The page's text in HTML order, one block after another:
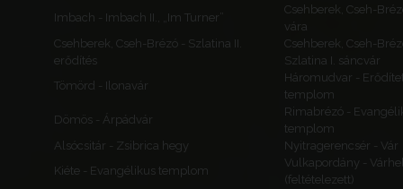
Imbach - Imbach II., „Im Turner”
Csehberek, Cseh-
vára
Csehberek, Cseh-Brézó - Szlatina II.
erődítés
Csehberek, Cseh-
Szlatina I. sáncvár
Tömörd - Ilonavár
Háromudvar -
templom
Dömös - Árpádvár
Rimabrézó -
templom
Alsócsitár - Zsibrica hegy
Nyitragerencsér - Vár
Kiéte - Evangélikus templom
Vulkapordány -
(feltételezett)